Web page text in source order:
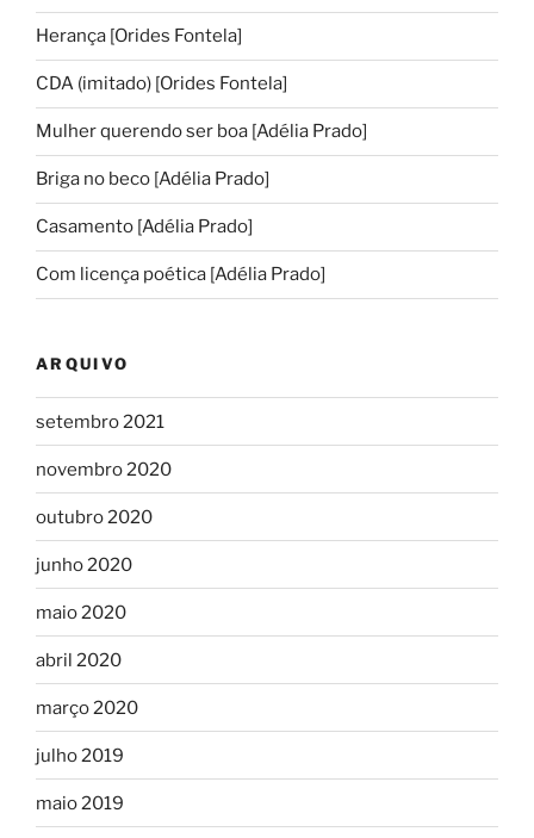
Herança [Orides Fontela]
CDA (imitado) [Orides Fontela]
Mulher querendo ser boa [Adélia Prado]
Briga no beco [Adélia Prado]
Casamento [Adélia Prado]
Com licença poética [Adélia Prado]
ARQUIVO
setembro 2021
novembro 2020
outubro 2020
junho 2020
maio 2020
abril 2020
março 2020
julho 2019
maio 2019